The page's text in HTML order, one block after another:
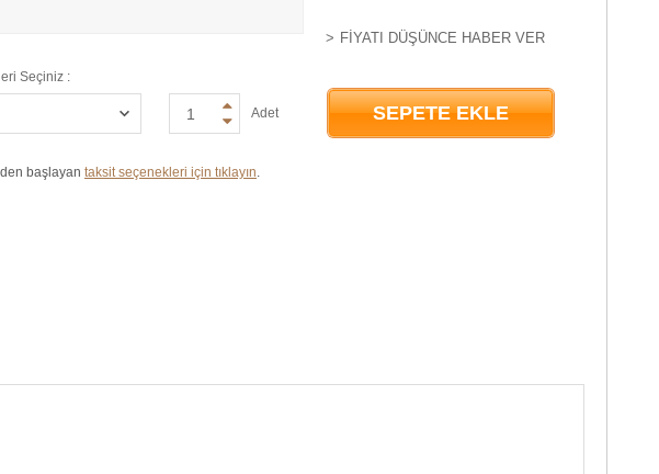
FIYATI DÜŞÜNCE HABER VER
Seçiniz :
Adet SEPETE EKLE
başlayan taksit seçenekleri için tıklayın.